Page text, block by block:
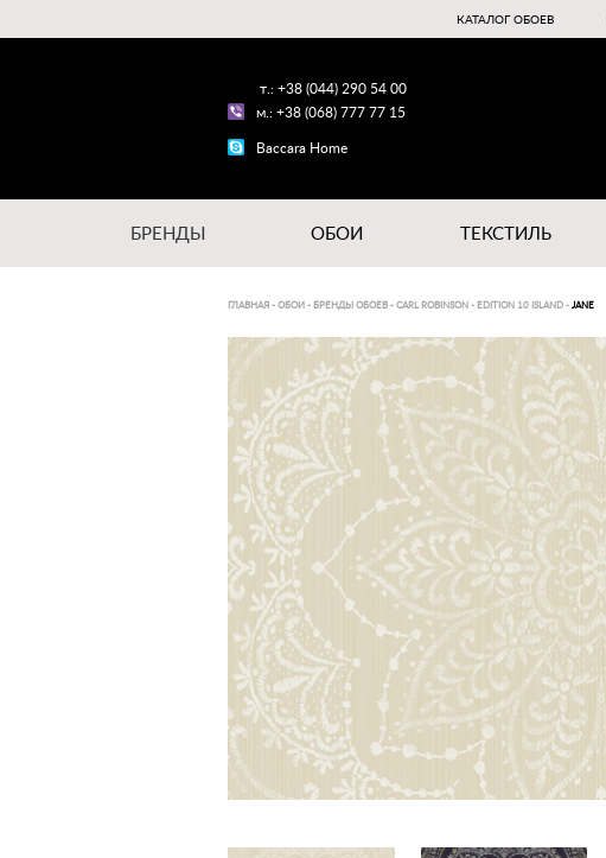
КАТАЛОГ ОБОЕВ
т.: +38 (044) 290 54 00
м.: +38 (068) 777 77 15
Baccara Home
БРЕНДЫ ОБОИ ТЕКСТИЛЬ
ГЛАВНАЯ - ОБОИ - БРЕНДЫ ОБОЕВ - CARL ROBINSON - EDITION 10 ISLAND - JANE